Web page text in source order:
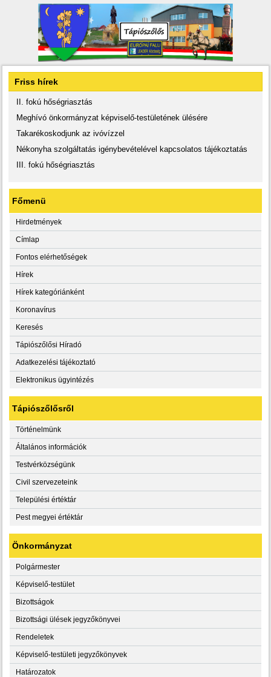
Friss hírek
II. fokú hőségriasztás
Meghívó önkormányzat képviselő-testületének ülésére
Takarékoskodjunk az ivóvízzel
Nékonyha szolgáltatás igénybevételével kapcsolatos tájékoztatás
III. fokú hőségriasztás
Főmenü
Hirdetmények
Címlap
Fontos elérhetőségek
Hírek
Hírek kategóriánként
Koronavírus
Keresés
Tápiószőlősi Híradó
Adatkezelési tájékoztató
Elektronikus ügyintézés
Tápiószőlősről
Történelmünk
Általános információk
Testvérközségünk
Civil szervezeteink
Települési értéktár
Pest megyei értéktár
Önkormányzat
Polgármester
Képviselő-testület
Bizottságok
Bizottsági ülések jegyzőkönyvei
Rendeletek
Képviselő-testületi jegyzőkönyvek
Határozatok